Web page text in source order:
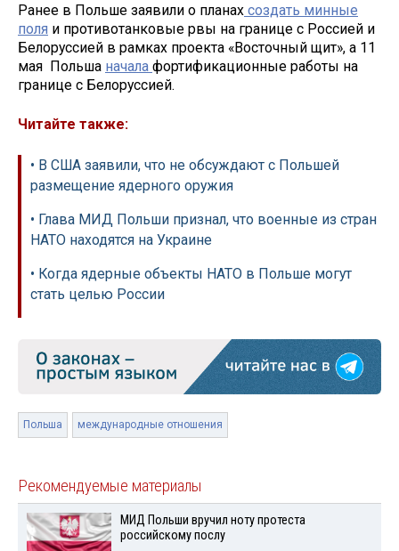
Ранее в Польше заявили о планах создать минные
поля и противотанковые рвы на границе с Россией и
Белоруссией в рамках проекта «Восточный щит», а 11
мая Польша начала фортификационные работы на
границе с Белоруссией.
Читайте также:
• В США заявили, что не обсуждают с Польшей
размещение ядерного оружия
• Глава МИД Польши признал, что военные из стран
НАТО находятся на Украине
• Когда ядерные объекты НАТО в Польше могут
стать целью России
Польша международные отношения
Рекомендуемые материалы
МИД Польши вручил ноту протеста
российскому послу